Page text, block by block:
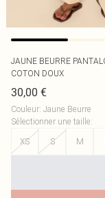
JAUNE BEURRE
COTON DOUX
30,00 €
Couleur: Jaune Beurre
Sélectionner une taille:
XS
S M